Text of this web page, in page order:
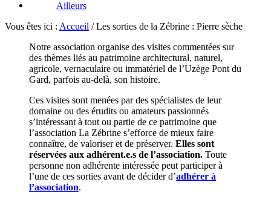
Ailleurs
Vous êtes ici : Accueil /Les sorties de la Zébrine : Pierre sèche
Notre association organise des visites commentées sur
des thèmes liés au patrimoine architectural, naturel,
agricole, vernaculaire ou immatériel de l’Uzège Pont du
Gard, parfois au-delà, son histoire.
Ces visites sont menées par des spécialistes de leur
domaine ou des érudits ou amateurs passionnés
s’intéressant à tout ou partie de ce patrimoine que
l’association La Zébrine s’efforce de mieux faire
connaître, de valoriser et de préserver. Elles sont
réservées aux adhérent.e.s de l’association. Toute
personne non adhérente intéressée peut participer à
l’une de ces sorties avant de décider d’adhérer à
l’association.